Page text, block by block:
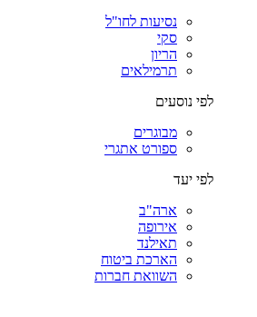
נסיעות לחו"ל
סקי
הריון
תרמילאים
לפי נוסעים
מבוגרים
ספורט אתגרי
לפי יעד
ארה"ב
אירופה
תאילנד
הארכת ביטוח
השוואת חברות